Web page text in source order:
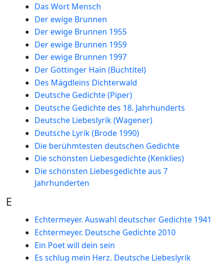
Das Wort Mensch
Der ewige Brunnen
Der ewige Brunnen 1955
Der ewige Brunnen 1959
Der ewige Brunnen 1997
Der Göttinger Hain (Buchtitel)
Des Mägdleins Dichterwald
Deutsche Gedichte (Piper)
Deutsche Gedichte des 18. Jahrhunderts
Deutsche Liebeslyrik (Wagener)
Deutsche Lyrik (Brode 1990)
Die berühmtesten deutschen Gedichte
Die schönsten Liebesgedichte (Kenklies)
Die schönsten Liebesgedichte aus 7
Jahrhunderten
E
Echtermeyer. Auswahl deutscher Gedichte 1941
Echtermeyer. Deutsche Gedichte 2010
Ein Poet will dein sein
Es schlug mein Herz. Deutsche Liebeslyrik